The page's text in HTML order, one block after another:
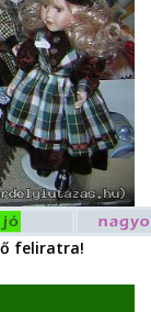
feliratra!